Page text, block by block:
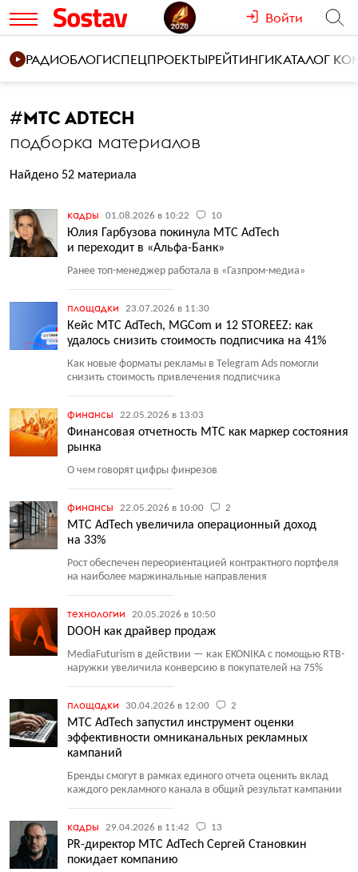
Войти
РАДИОБЛОГИСПЕЦПРОЕКТЫРЕЙТИНГИКАТАЛОГ
#МТС ADTECH
подборка материалов
Найдено 52 материала
кадры 01.08.2026 в 10:22 10
Юлия Гарбузова покинула МТС AdTech
и переходит в «Альфа-Банк»
Ранее топ-менеджер работала в «Газпром-медиа»
площадки 23.07.2026 в 11:30
Кейс МТС AdTech, MGCom и 12 STOREEZ: как
удалось снизить стоимость подписчика на 41%
Как новые форматы рекламы в Telegram Ads помогли
снизить стоимость привлечения подписчика
финансы 22.05.2026 в 13:03
Финансовая отчетность МТС как маркер состояния
рынка
О чем говорят цифры финрезов
финансы 22.05.2026 в 10:00 2
МТС AdTech увеличила операционный доход
на 33%
Рост обеспечен переориентацией контрактного портфеля
на наиболее маржинальные направления
технологии 20.05.2026 в 10:50
DOOH как драйвер продаж
MediaFuturism в действии — как EKONIKA с помощью RTB-
наружки увеличила конверсию в покупателей на 75%
площадки 30.04.2026 в 12:00 2
МТС AdTech запустил инструмент оценки
эффективности омниканальных рекламных
кампаний
Бренды смогут в рамках единого отчета оценить вклад
каждого рекламного канала в общий результат кампании
кадры 29.04.2026 в 11:42 13
PR-директор МТС AdTech Сергей Становкин
покидает компанию